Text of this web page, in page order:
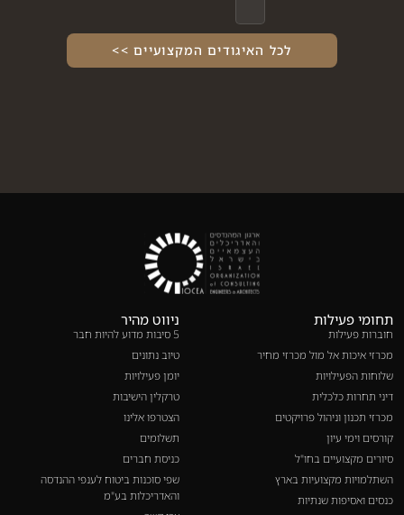
לכל האיגודים המקצועיים >>
תחומי פעילות
חוברות פעילות
מכרזי איכות אל מול מכרזי מחיר
שלוחות הפעילויות
דיני תחרות כלכלית
מכרזי תכנון וניהול פרויקטים
קורסים וימי עיון
סיורים מקצועיים בחו"ל
השתלמויות מקצועיות בארץ
כנסים ואסיפות שנתיות
ניווט מהיר
5 סיבות מדוע להיות חבר
טיוב נתונים
יומן פעילויות
טרקלין הישיבות
הצטרפו אלינו
תשלומים
כניסת חברים
שפי סוכנות ביטוח לענפי ההנדסה
והאדריכלות בע"מ